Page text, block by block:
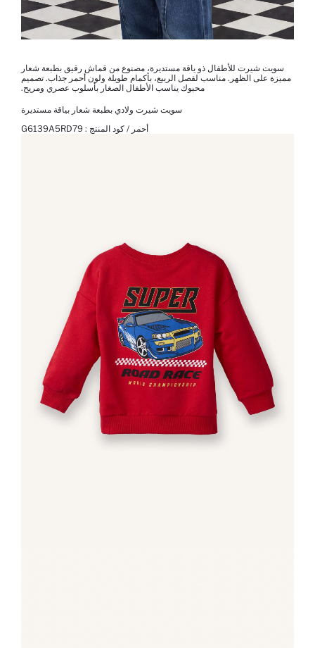
سويت شيرت للأطفال ذو ياقة مستديرة، مصنوع من قماش رقيق بطبعة شعار
مميزة على الظهر. مناسب لفصل الربيع، بأكمام طويلة ولون أحمر جذاب. تصميم
محبوك يناسب الأطفال الصغار بأسلوب عصري ومريح.
سويت شيرت ولادي بطبعة شعار بياقة مستديرة
أحمر / كود المنتج : G6139A5RD79